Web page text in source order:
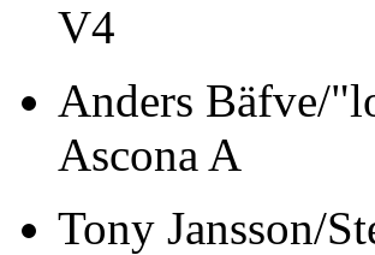
V4
Anders
Ascona A
Tony